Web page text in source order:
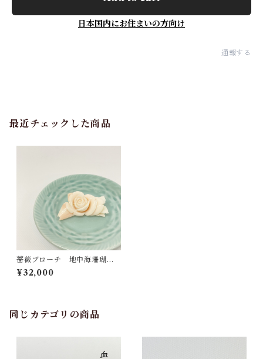
日本国内にお住まいの方向け
通報する
最近チェックした商品
薔薇ブローチ 地中海珊瑚
（さんご） fb-06
¥32,000
同じカテゴリの商品